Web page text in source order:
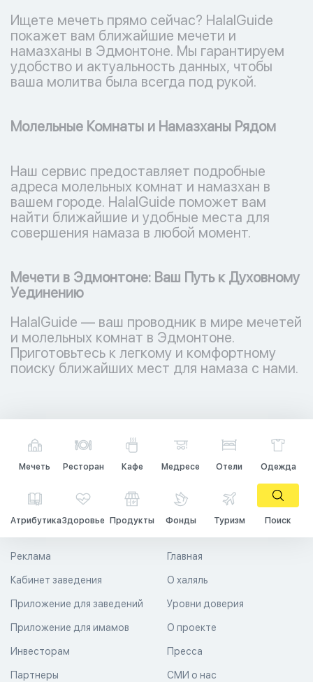
Ищете мечеть прямо сейчас? HalalGuide
покажет вам ближайшие мечети и
намазханы в Эдмонтоне. Мы гарантируем
удобство и актуальность данных, чтобы
ваша молитва была всегда под рукой.
Молельные Комнаты и Намазханы Рядом
Наш сервис предоставляет подробные
адреса молельных комнат и намазхан в
вашем городе. HalalGuide поможет вам
найти ближайшие и удобные места для
совершения намаза в любой момент.
Мечети в Эдмонтоне: Ваш Путь к Духовному
Уединению
HalalGuide — ваш проводник в мире мечетей
и молельных комнат в Эдмонтоне.
Приготовьтесь к легкому и комфортному
поиску ближайших мест для намаза с нами.
Мечеть Ресторан Кафе Медресе Отели Одежда
АтрибутикаЗдоровье Продукты Фонды Туризм Поиск
Главная
О халяль
Уровни доверия
Реклама
Кабинет заведения
Приложение для заведений
Приложение для имамов О проекте
Пресса
СМИ о нас
Инвесторам
Партнеры